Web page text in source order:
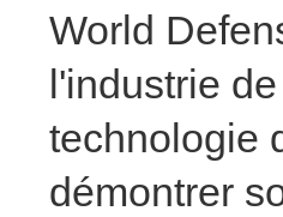
World
l'industrie
technologie
démontrer